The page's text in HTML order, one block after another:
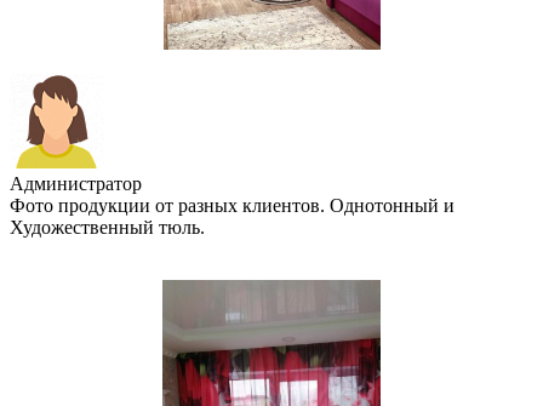
Администратор
Фото продукции от разных клиентов. Однотонный и
Художественный тюль.